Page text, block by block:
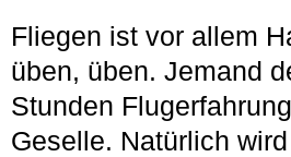
Fliegen ist vor allem
üben, üben. Jemand
Stunden
Geselle. Natürlich